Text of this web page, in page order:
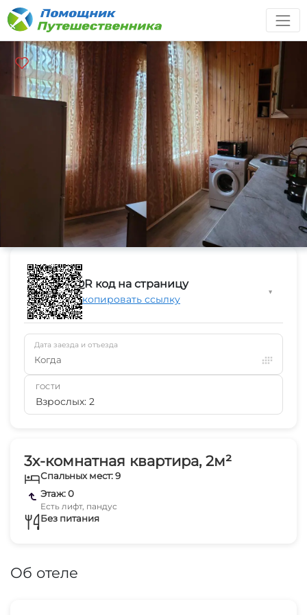
3х-комнатная квартира, 2м²
Спальных мест: 9
Этаж: 0
Есть лифт, пандус
Без питания
Об отеле
QR код на страницу
Скопировать ссылку
▼
Дата заезда и отъезда
Когда
ГОСТИ
Взрослых: 2